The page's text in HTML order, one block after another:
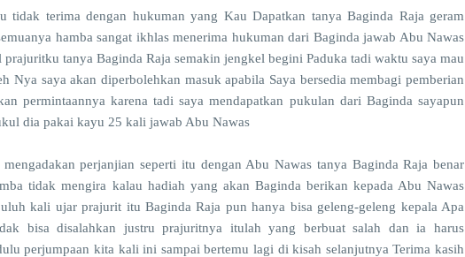
tidak terima dengan hukuman yang Kau Dapatkan tanya Baginda Raja geram
hamba sangat ikhlas menerima hukuman dari Baginda jawab Abu Nawas
tanya Baginda Raja semakin jengkel begini Paduka tadi waktu saya mau
Nya saya akan diperbolehkan masuk apabila Saya bersedia membagi pemberian
permintaannya karena tadi saya mendapatkan pukulan dari Baginda sayapun
dia pakai kayu 25 kali jawab Abu Nawas
perjanjian seperti itu dengan Abu Nawas tanya Baginda Raja benar
tidak mengira kalau hadiah yang akan Baginda berikan kepada Abu Nawas
kali ujar prajurit itu Baginda Raja pun hanya bisa geleng-geleng kepala Apa
bisa disalahkan justru prajuritnya itulah yang berbuat salah dan ia harus
perjumpaan kita kali ini sampai bertemu lagi di kisah selanjutnya Terima kasih